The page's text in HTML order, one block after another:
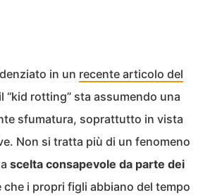
in un recente articolo del
“kid rotting” sta assumendo una
sfumatura, soprattutto in vista
Non si tratta più di un fenomeno
scelta consapevole da parte dei
che i propri figli abbiano del tempo